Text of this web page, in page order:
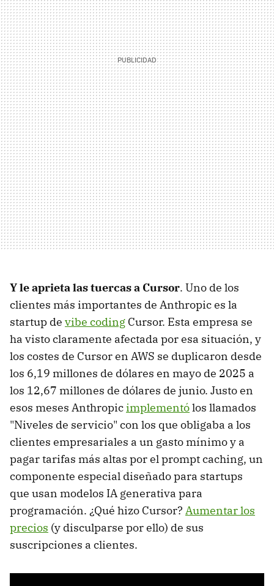
Y le aprieta las tuercas a Cursor. Uno de los
clientes más importantes de Anthropic es la
startup de vibe coding Cursor. Esta empresa se
ha visto claramente afectada por esa situación, y
los costes de Cursor en AWS se duplicaron desde
los 6,19 millones de dólares en mayo de 2025 a
los 12,67 millones de dólares de junio. Justo en
esos meses Anthropicimplementólos llamados
"Niveles de servicio" con los que obligaba a los
clientes empresariales a un gasto mínimo y a
pagar tarifas más altas por el prompt caching, un
componente especial diseñado para startups
que usan modelos IA generativa para
programación. ¿Qué hizo Cursor? Aumentar los
precios (y disculparse por ello) de sus
suscripciones a clientes.